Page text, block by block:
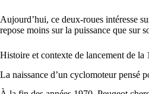
Aujourd’hui, ce deux-roues intéresse
repose moins sur la puissance que sur
Histoire et contexte de lancement de la
La naissance d’un cyclomoteur pensé